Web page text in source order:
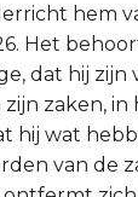
hem
Het
dat hij zijn
zaken,
hij wat
van de